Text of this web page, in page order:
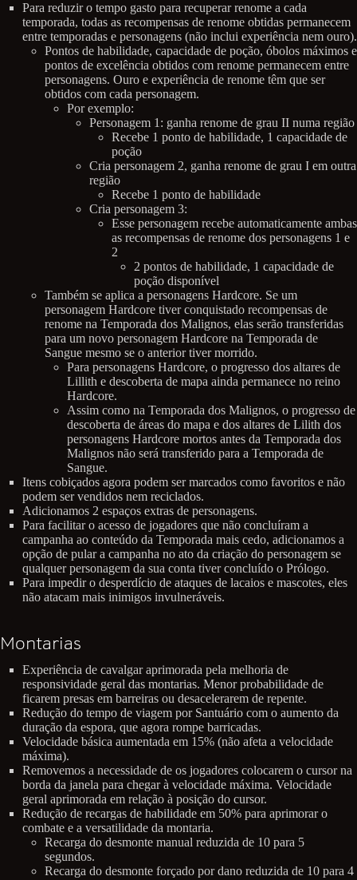
Para reduzir o tempo gasto para recuperar renome a cada
temporada, todas as recompensas de renome obtidas permanecem
entre temporadas e personagens (não inclui experiência nem ouro).
Pontos de habilidade, capacidade de poção, óbolos máximos e
pontos de excelência obtidos com renome permanecem entre
personagens. Ouro e experiência de renome têm que ser
obtidos com cada personagem.
Por exemplo:
Personagem 1: ganha renome de grau II numa região
Recebe 1 ponto de habilidade, 1 capacidade de
poção
Cria personagem 2, ganha renome de grau I em outra
região
Recebe 1 ponto de habilidade
Cria personagem 3:
Esse personagem recebe automaticamente ambas
as recompensas de renome dos personagens 1 e
2
2 pontos de habilidade, 1 capacidade de
poção disponível
Também se aplica a personagens Hardcore. Se um
personagem Hardcore tiver conquistado recompensas de
renome na Temporada dos Malignos, elas serão transferidas
para um novo personagem Hardcore na Temporada de
Sangue mesmo se o anterior tiver morrido.
Para personagens Hardcore, o progresso dos altares de
Lillith e descoberta de mapa ainda permanece no reino
Hardcore.
Assim como na Temporada dos Malignos, o progresso de
descoberta de áreas do mapa e dos altares de Lilith dos
personagens Hardcore mortos antes da Temporada dos
Malignos não será transferido para a Temporada de
Sangue.
Itens cobiçados agora podem ser marcados como favoritos e não
podem ser vendidos nem reciclados.
Adicionamos 2 espaços extras de personagens.
Para facilitar o acesso de jogadores que não concluíram a
campanha ao conteúdo da Temporada mais cedo, adicionamos a
opção de pular a campanha no ato da criação do personagem se
qualquer personagem da sua conta tiver concluído o Prólogo.
Para impedir o desperdício de ataques de lacaios e mascotes, eles
não atacam mais inimigos invulneráveis.
Montarias
Experiência de cavalgar aprimorada pela melhoria de
responsividade geral das montarias. Menor probabilidade de
ficarem presas em barreiras ou desacelerarem de repente.
Redução do tempo de viagem por Santuário com o aumento da
duração da espora, que agora rompe barricadas.
Velocidade básica aumentada em 15% (não afeta a velocidade
máxima).
Removemos a necessidade de os jogadores colocarem o cursor na
borda da janela para chegar à velocidade máxima. Velocidade
geral aprimorada em relação à posição do cursor.
Redução de recargas de habilidade em 50% para aprimorar o
combate e a versatilidade da montaria.
Recarga do desmonte manual reduzida de 10 para 5
segundos.
Recarga do desmonte forçado por dano reduzida de 10 para 4